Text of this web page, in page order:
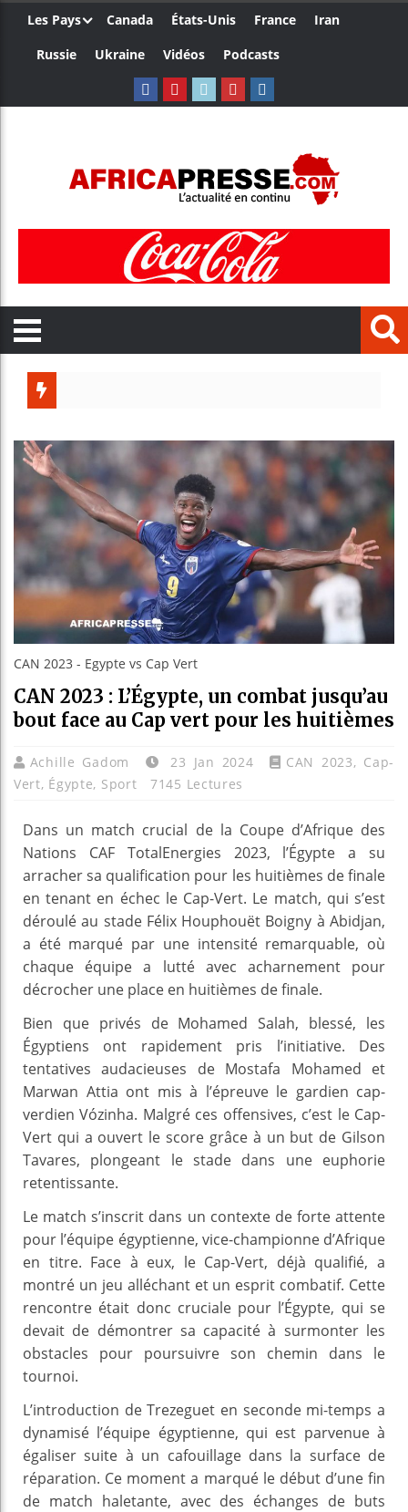
Les Pays Canada États-Unis France
Iran
Russie
Ukraine Vidéos Podcasts
Bénin :
Aliko
CAN 2023 - Egypte vs Cap Vert
CAN 2023 : L’Égypte, un combat jusqu’au
bout face au Cap vert pour les huitièmes
Achille Gadom 23 Jan 2024 CAN 2023, Cap-
Vert, Égypte, Sport 7145 Lectures
Dans un match crucial de la Coupe d’Afrique des
Nations CAF TotalEnergies 2023, l’Égypte a su
arracher sa qualification pour les huitièmes de finale
en tenant en échec le Cap-Vert. Le match, qui s’est
déroulé au stade Félix Houphouët Boigny à Abidjan,
a été marqué par une intensité remarquable, où
chaque équipe a lutté avec acharnement pour
décrocher une place en huitièmes de finale.
Bien que privés de Mohamed Salah, blessé, les
Égyptiens ont rapidement pris l’initiative. Des
tentatives audacieuses de Mostafa Mohamed et
Marwan Attia ont mis à l’épreuve le gardien cap-
verdien Vózinha. Malgré ces offensives, c’est le Cap-
Vert qui a ouvert le score grâce à un but de Gilson
Tavares, plongeant le stade dans une euphorie
retentissante.
Le match s’inscrit dans un contexte de forte attente
pour l’équipe égyptienne, vice-championne d’Afrique
en titre. Face à eux, le Cap-Vert, déjà qualifié, a
montré un jeu alléchant et un esprit combatif. Cette
rencontre était donc cruciale pour l’Égypte, qui se
devait de démontrer sa capacité à surmonter les
obstacles pour poursuivre son chemin dans le
tournoi.
L’introduction de Trezeguet en seconde mi-temps a
dynamisé l’équipe égyptienne, qui est parvenue à
égaliser suite à un cafouillage dans la surface de
réparation. Ce moment a marqué le début d’une fin
de match haletante, avec des échanges de buts